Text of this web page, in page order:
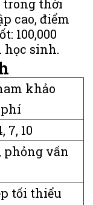
trong thời
cao, điểm
100,000
học sinh.
khảo
7, 10
phỏng vấn
tối thiểu